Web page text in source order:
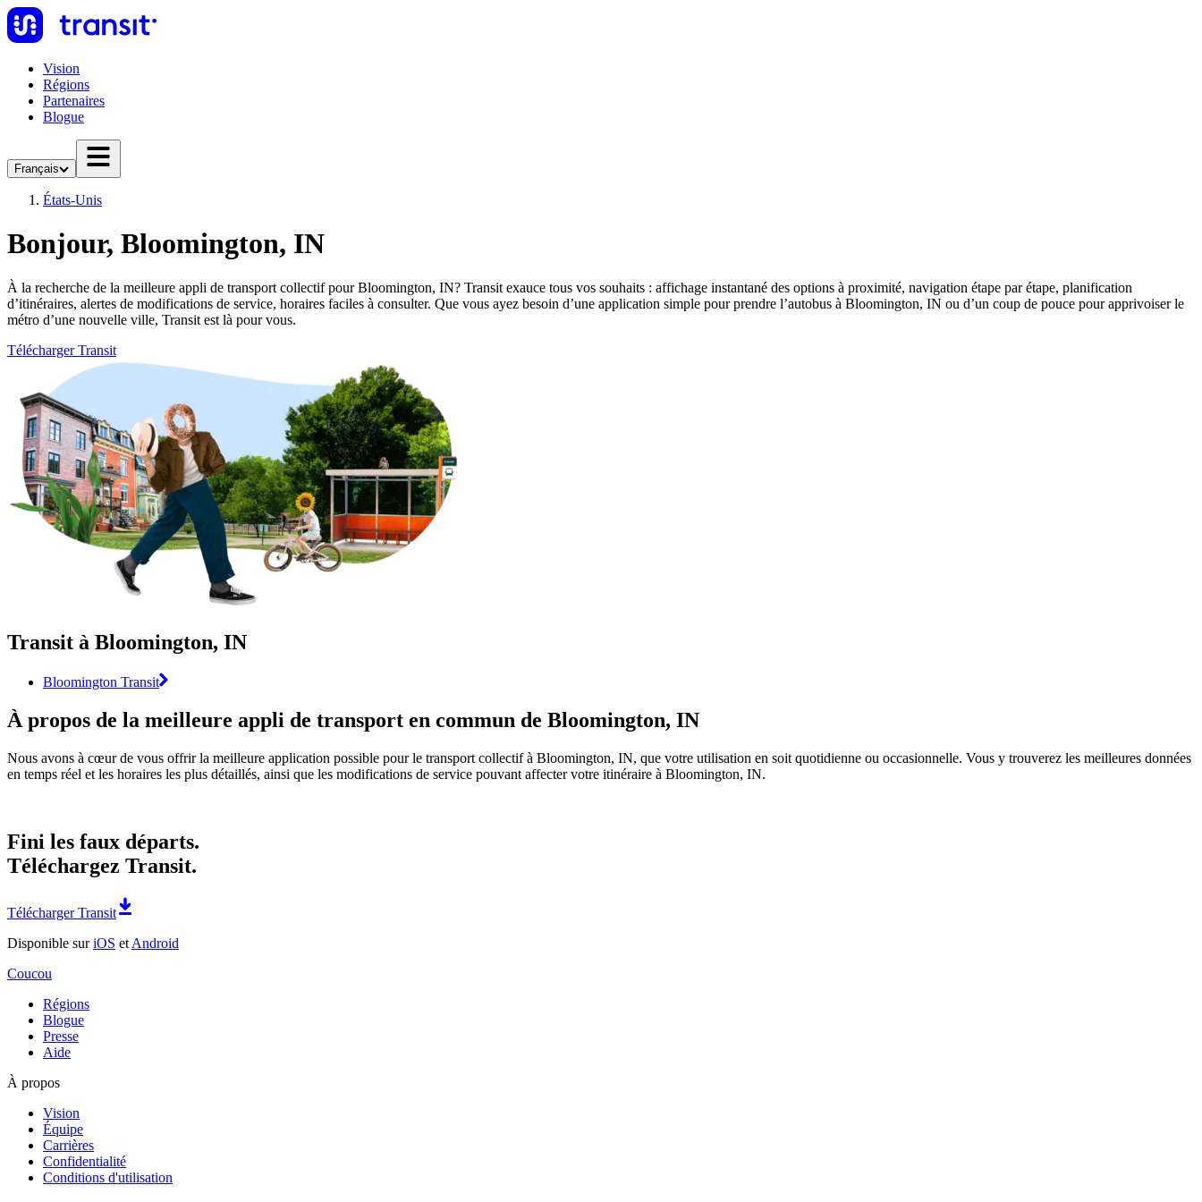
Vision
Régions
Partenaires
Blogue
Français
États-Unis
Bonjour, Bloomington, IN
À la recherche de la meilleure appli de transport collectif pour Bloomington, IN? Transit exauce tous vos souhaits : affichage instantané des options à proximité, navigation étape par étape, planification
d’itinéraires, alertes de modifications de service, horaires faciles à consulter. Que vous ayez besoin d’une application simple pour prendre l’autobus à Bloomington, IN ou d’un coup de pouce pour apprivoiser le
métro d’une nouvelle ville, Transit est là pour vous.
Télécharger Transit
Transit à Bloomington, IN
Bloomington Transit
À propos de la meilleure appli de transport en commun de Bloomington, IN
Nous avons à cœur de vous offrir la meilleure application possible pour le transport collectif à Bloomington, IN, que votre utilisation en soit quotidienne ou occasionnelle. Vous y trouverez les meilleures données
en temps réel et les horaires les plus détaillés, ainsi que les modifications de service pouvant affecter votre itinéraire à Bloomington, IN.
Fini les faux départs.
Téléchargez Transit.
Télécharger Transit
Disponible suriOS et Android
Coucou
Régions
Blogue
Presse
Aide
À propos
Vision
Équipe
Carrières
Confidentialité
Conditions d'utilisation